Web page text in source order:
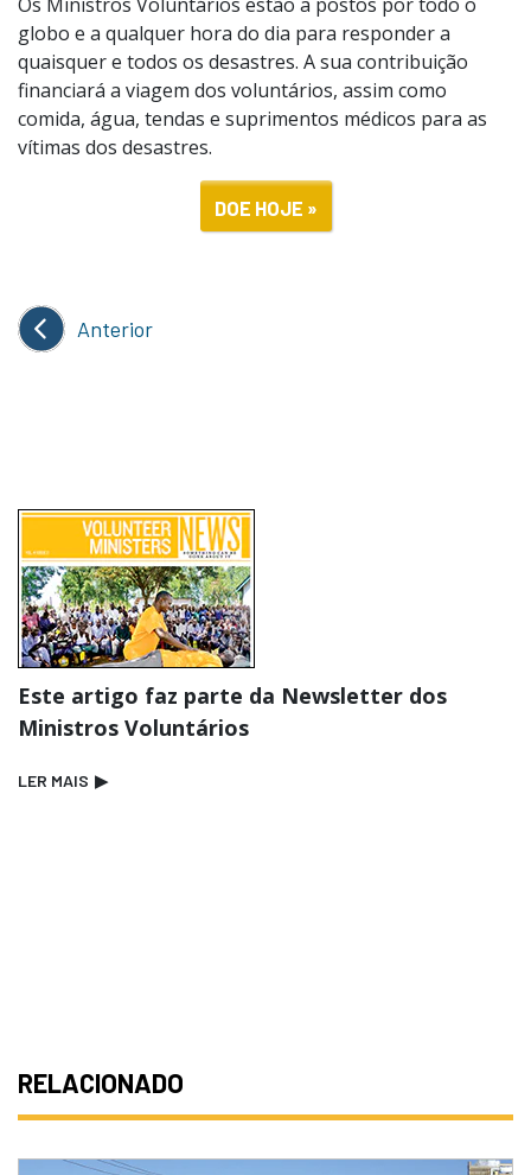
globo e a qualquer hora do dia para responder a
quaisquer e todos os desastres. A sua contribuição
financiará a viagem dos voluntários, assim como
comida, água, tendas e suprimentos médicos para as
vítimas dos desastres.
DOE HOJE »
Anterior
Este artigo faz parte da Newsletter dos
Ministros Voluntários
LER MAIS ▶
RELACIONADO